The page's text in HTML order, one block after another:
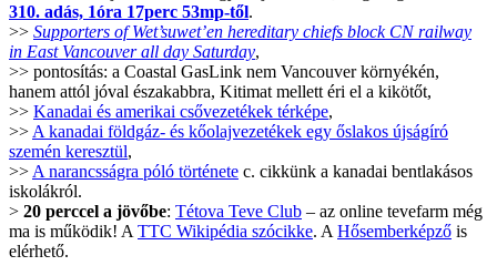
310. adás, 1óra 17perc 53mp-től.
>> Supporters of Wet’suwet’en hereditary chiefs block CN railway
in East Vancouver all day Saturday,
>> pontosítás: a Coastal GasLink nem Vancouver környékén,
hanem attól jóval északabbra, Kitimat mellett éri el a kikötőt,
>> Kanadai és amerikai csővezetékek térképe,
>> A kanadai földgáz- és kőolajvezetékek egy őslakos újságíró
szemén keresztül,
>> A narancsságra póló története c. cikkünk a kanadai bentlakásos
iskolákról.
> 20 perccel a jövőbe: Tétova Teve Club – az online tevefarm még
ma is működik! A TTC Wikipédia szócikke. A Hősemberképző is
elérhető.